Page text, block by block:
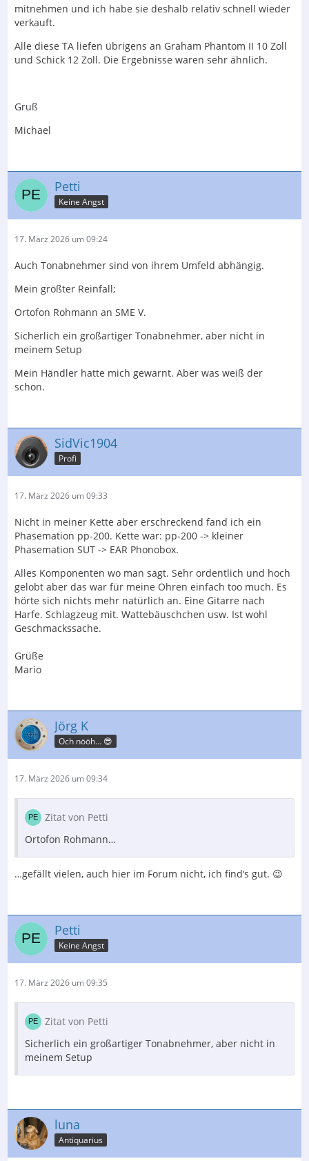
mitnehmen und ich habe sie deshalb relativ schnell wieder
verkauft.
Alle diese TA liefen übrigens an Graham Phantom II 10 Zoll
und Schick 12 Zoll. Die Ergebnisse waren sehr ähnlich.
Gruß
Michael
Petti
Keine Angst
17. März 2026 um 09:24
Auch Tonabnehmer sind von ihrem Umfeld abhängig.
Mein größter Reinfall;
Ortofon Rohmann an SME V.
Sicherlich ein großartiger Tonabnehmer, aber nicht in
meinem Setup
Mein Händler hatte mich gewarnt. Aber was weiß der
schon.
SidVic1904
Profi
17. März 2026 um 09:33
Nicht in meiner Kette aber erschreckend fand ich ein
Phasemation pp-200. Kette war: pp-200 -> kleiner
Phasemation SUT -> EAR Phonobox.
Alles Komponenten wo man sagt. Sehr ordentlich und hoch
gelobt aber das war für meine Ohren einfach too much. Es
hörte sich nichts mehr natürlich an. Eine Gitarre nach
Harfe. Schlagzeug mit. Wattebäuschchen usw. Ist wohl
Geschmackssache.
Grüße
Mario
Jörg K
Och nööh… 😎
17. März 2026 um 09:34
Zitat von Petti
Ortofon Rohmann…
…gefällt vielen, auch hier im Forum nicht, ich find‘s gut. 😉
Petti
Keine Angst
17. März 2026 um 09:35
Zitat von Petti
Sicherlich ein großartiger Tonabnehmer, aber nicht in
meinem Setup
luna
Antiquarius